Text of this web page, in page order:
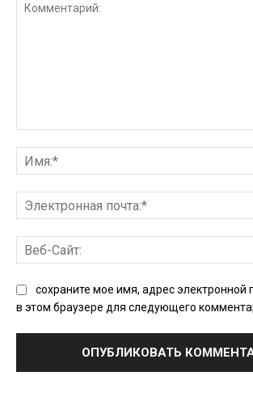
сохраните мое имя, адрес электронной
в этом браузере для следующего